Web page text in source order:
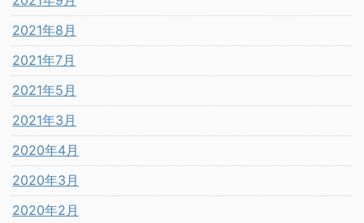
2021年8月
2021年7月
2021年5月
2021年3月
2020年4月
2020年3月
2020年2月